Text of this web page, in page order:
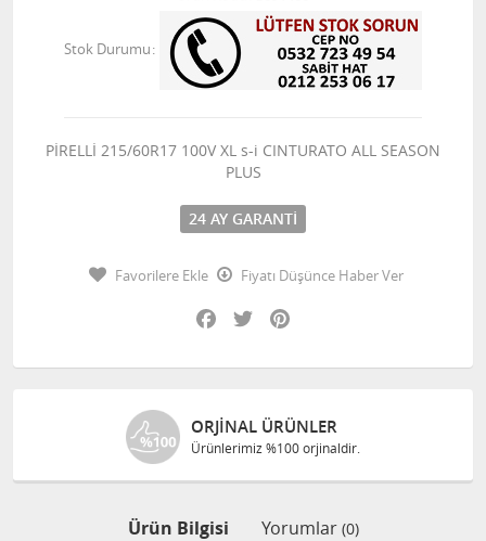
Stok Durumu
PİRELLİ 215/60R17 100V XL s-i CINTURATO ALL SEASON
PLUS
24 AY GARANTI
Favorilere Ekle
Fiyatı Düşünce Haber Ver
Facebook
Twitter
ORJINAL ÜRÜNLER
Ürünlerimiz %100 orjinaldir.
Ürün Bilgisi Yorumlar (0)